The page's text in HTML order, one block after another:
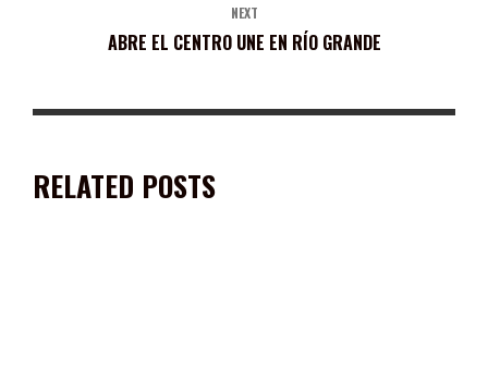
NEXT
ABRE EL CENTRO UNE EN RÍO GRANDE
RELATED POSTS